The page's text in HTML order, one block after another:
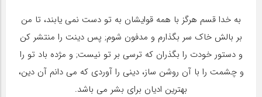
به خدا قسم هرگز با همه قوایشان به تو دست نمی یابند، تا من
بر بالش خاک سر بگذارم و مدفون شوم; پس دینت را منتشر کن
و دستور خودت را بگذران که ترسی بر تو نیست; و مژده باد تو را
و چشمت را با آن روشن ساز، دینی را آوردی که می دانم آن دین،
بهترین ادیان برای بشر می باشد.